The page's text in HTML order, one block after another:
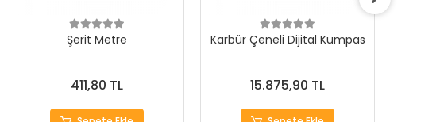
Şerit Metre
411,80 TL
Karbür Çeneli Dijital Kumpas
15.875,90 TL